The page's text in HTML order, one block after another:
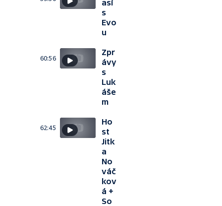
así
s
Evo
u
60:56
Zpr
ávy
s
Luk
áše
m
62:45
Ho
st
Jitk
a
No
váč
kov
á +
So